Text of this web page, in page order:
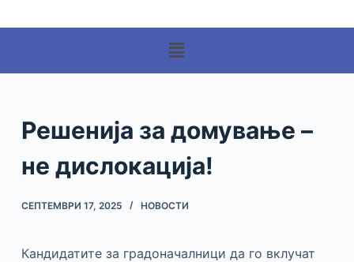
nРешенија за домување –
не дислокација!
СЕПТЕМВРИ 17, 2025 НОВОСТИ
Кандидатите за градоначалници да го вклучат